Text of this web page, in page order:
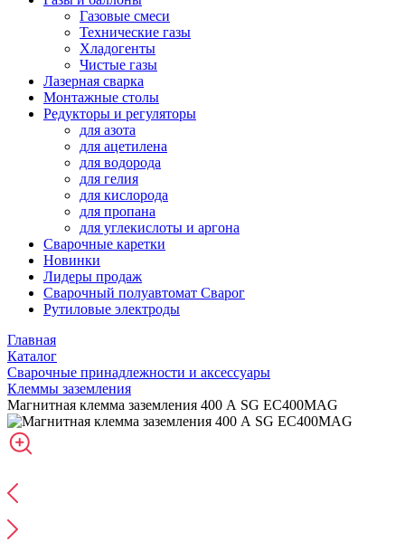
Газовые смеси
Технические газы
Хладогенты
Чистые газы
Лазерная сварка
Монтажные столы
Редукторы и регуляторы
для азота
для ацетилена
для водорода
для гелия
для кислорода
для пропана
для углекислоты и аргона
Сварочные каретки
Новинки
Лидеры продаж
Сварочный полуавтомат Сварог
Рутиловые электроды
Главная
Каталог
Сварочные принадлежности и аксессуары
Клеммы заземления
Магнитная клемма заземления 400 А SG EC400MAG